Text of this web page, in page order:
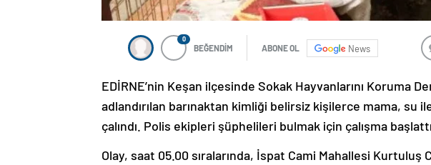
0
BEĞENDİM ABONE OL News
EDİRNE’nin Keşan ilçesinde Sokak Hayvanlarını Koruma
adlandırılan barınaktan kimliği belirsiz kişilerce mama, su
çalındı. Polis ekipleri şüphelileri bulmak için çalışma
Olay, saat 05.00 sıralarında, İspat Cami Mahallesi Kurtuluş